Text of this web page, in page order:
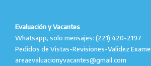
Evaluación y Vacantes
Whatsapp, solo mensajes: (221) 420-2197
Pedidos de Vistas-Revisiones-Validez
areaevaluacionyvacantes@gmail.com